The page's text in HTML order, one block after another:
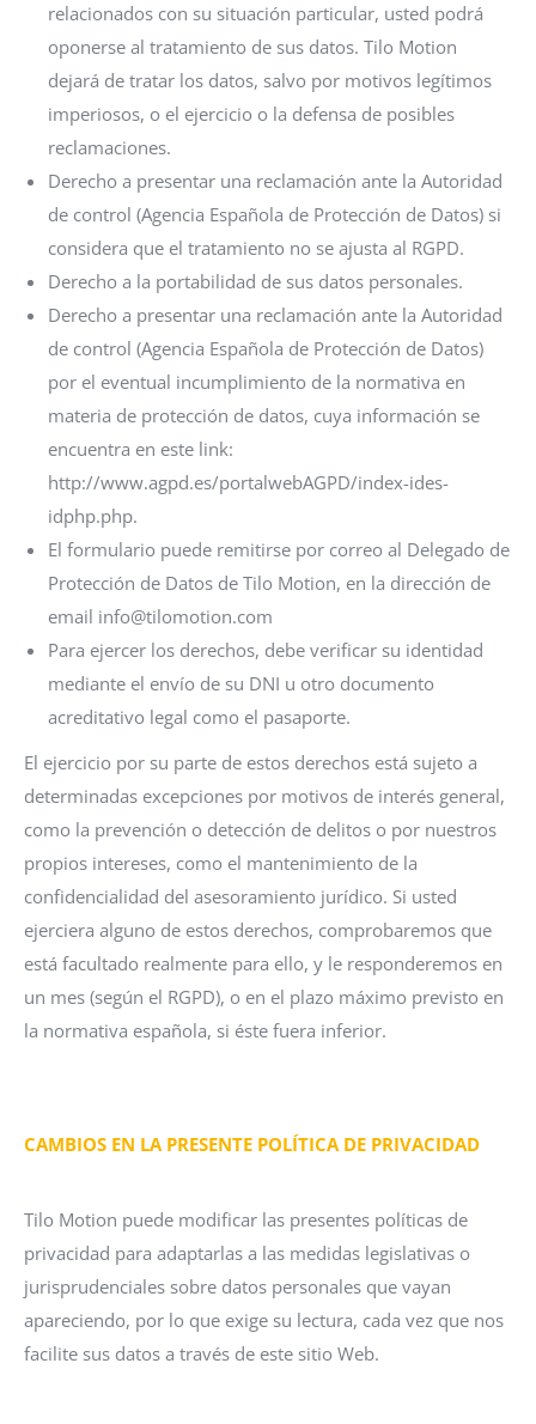
relacionados con su situación particular, usted podrá
oponerse al tratamiento de sus datos. Tilo Motion
dejará de tratar los datos, salvo por motivos legítimos
imperiosos, o el ejercicio o la defensa de posibles
reclamaciones.
Derecho a presentar una reclamación ante la Autoridad
de control (Agencia Española de Protección de Datos) si
considera que el tratamiento no se ajusta al RGPD.
Derecho a la portabilidad de sus datos personales.
Derecho a presentar una reclamación ante la Autoridad
de control (Agencia Española de Protección de Datos)
por el eventual incumplimiento de la normativa en
materia de protección de datos, cuya información se
encuentra en este link:
http://www.agpd.es/portalwebAGPD/index-ides-
idphp.php.
El formulario puede remitirse por correo al Delegado de
Protección de Datos de Tilo Motion, en la dirección de
email info@tilomotion.com
Para ejercer los derechos, debe verificar su identidad
mediante el envío de su DNI u otro documento
acreditativo legal como el pasaporte.
El ejercicio por su parte de estos derechos está sujeto a
determinadas excepciones por motivos de interés general,
como la prevención o detección de delitos o por nuestros
propios intereses, como el mantenimiento de la
confidencialidad del asesoramiento jurídico. Si usted
ejerciera alguno de estos derechos, comprobaremos que
está facultado realmente para ello, y le responderemos en
un mes (según el RGPD), o en el plazo máximo previsto en
la normativa española, si éste fuera inferior.
CAMBIOS EN LA PRESENTE POLÍTICA DE PRIVACIDAD
Tilo Motion puede modificar las presentes políticas de
privacidad para adaptarlas a las medidas legislativas o
jurisprudenciales sobre datos personales que vayan
apareciendo, por lo que exige su lectura, cada vez que nos
facilite sus datos a través de este sitio Web.